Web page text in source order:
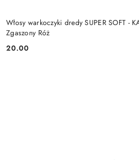
Włosy warkoczyki dredy SUPER SOFT -
Zgaszony Róż
Cena:
20.00